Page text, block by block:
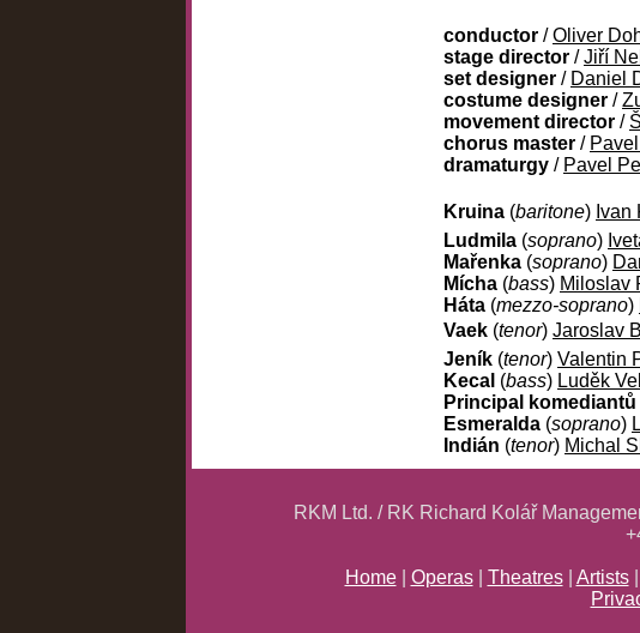
conductor /Oliver
stage director /Jiří
set designer / Daniel
costume designer /
movement director /
chorus master /
dramaturgy / Pavel
Kruina (baritone) Ivan
Ludmila (soprano)
Mařenka (soprano)
Mícha (bass) Miloslav
Háta (mezzo-soprano)
Vaek (tenor) Jaroslav
Jeník (tenor) Valentin
Kecal (bass) Luděk
Principal komediantů
Esmeralda (soprano)
Indián (tenor) Michal
RKM Ltd. / RK Richard Kolář
Home| Operas| Theatres| Artists|